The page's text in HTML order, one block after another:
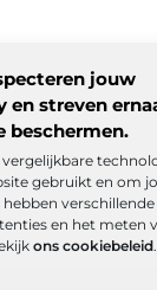
jouw
en streven
beschermen.
gebruikt en om
en het meten
ons cookiebeleid.